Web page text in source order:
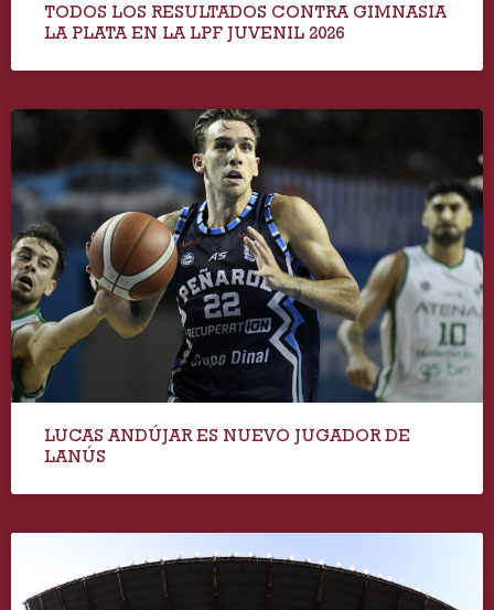
TODOS LOS RESULTADOS CONTRA GIMNASIA
LA PLATA EN LA LPF JUVENIL 2026
LUCAS ANDÚJAR ES NUEVO JUGADOR DE
LANÚS